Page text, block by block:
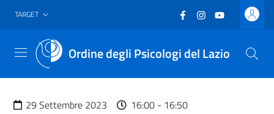
Vai al header
Vai al contenuto principale
Vai al footer
TARGET Facebook
(nuova scheda -
Instagram
(nuova scheda
YouTube
(nuova
Ordine degli Psicologi del Lazio
Menu
29 Settembre 2023 16:00- 16:50